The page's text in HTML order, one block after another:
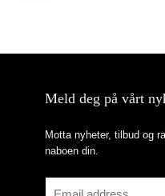
Meld deg på vårt
Motta nyheter, tilbud og
naboen din.